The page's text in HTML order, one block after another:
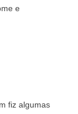
e
fiz algumas